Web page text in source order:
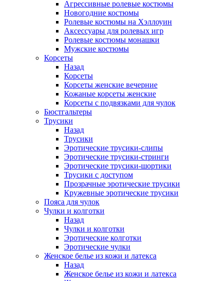
Агрессивные ролевые костюмы
Новогодние костюмы
Ролевые костюмы на Хэллоуин
Аксессуары для ролевых игр
Ролевые костюмы монашки
Мужские костюмы
Корсеты
Назад
Корсеты
Корсеты женские вечерние
Кожаные корсеты женские
Корсеты с подвязками для чулок
Бюстгальтеры
Трусики
Назад
Трусики
Эротические трусики-слипы
Эротические трусики-стринги
Эротические трусики-шортики
Трусики с доступом
Прозрачные эротические трусики
Кружевные эротические трусики
Пояса для чулок
Чулки и колготки
Назад
Чулки и колготки
Эротические колготки
Эротические чулки
Женское белье из кожи и латекса
Назад
Женское белье из кожи и латекса